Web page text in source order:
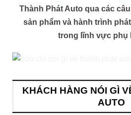
Thành Phát Auto qua các
sản phẩm và hành trình
trong lĩnh vực phụ
KHÁCH HÀNG NÓI GÌ
AUTO